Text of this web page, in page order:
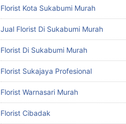
Florist Kota Sukabumi Murah
Jual Florist Di Sukabumi Murah
Florist Di Sukabumi Murah
Florist Sukajaya Profesional
Florist Warnasari Murah
Florist Cibadak